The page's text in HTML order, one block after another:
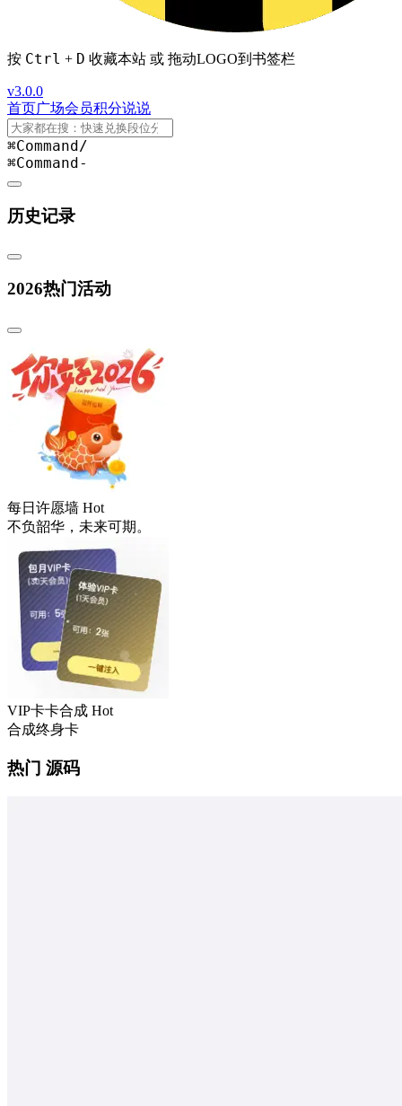
按 Ctrl + D 收藏本站 或 拖动LOGO到书签栏
v3.0.0
首页广场会员积分说说
⌘Command/
⌘Command-
历史记录
2026热门活动
每日许愿墙 Hot
不负韶华，未来可期。
VIP卡卡合成 Hot
合成终身卡
热门 源码